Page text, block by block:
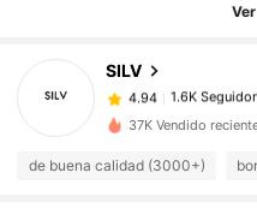
SILV
1.6K
4.94
4.94
1.6K
4.94
1.6K
4.94 1.6K
37K Vendido
de buena calidad (3000+)